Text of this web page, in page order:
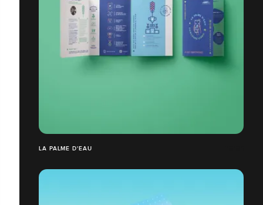
LA PALME D'EAU